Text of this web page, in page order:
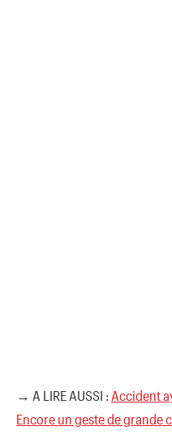
→ A LIRE AUSSI : Accident
Encore un geste de grande